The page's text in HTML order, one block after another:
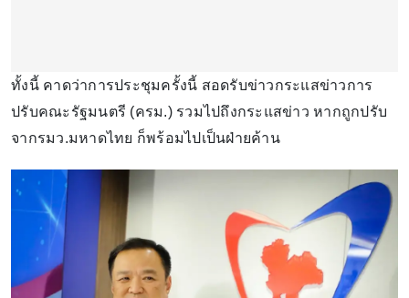
ทั้งนี้ คาดว่าการประชุมครั้งนี้ สอดรับข่าวกระแสข่าวการ
ปรับคณะรัฐมนตรี (ครม.)​ รวมไปถึงกระแสข่าว หากถูกปรับ
จากรมว.มหาดไทย ก็พร้อมไปเป็นฝ่ายค้าน